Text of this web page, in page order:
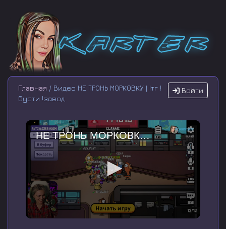
Войти
Главная / Видео НЕ ТРОНЬ МОРКОВКУ | !тг !
бусти !завод
НЕ ТРОНЬ МОРКОВКУ | !тг !бусти !завод